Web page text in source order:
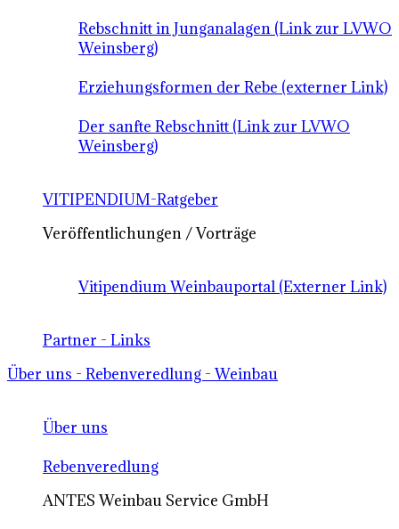
Rebschnitt in Junganalagen (Link zur LVWO
Weinsberg)
Erziehungsformen der Rebe (externer Link)
Der sanfte Rebschnitt (Link zur LVWO
Weinsberg)
VITIPENDIUM-Ratgeber
Veröffentlichungen / Vorträge
Vitipendium Weinbauportal (Externer Link)
Partner - Links
Über uns - Rebenveredlung - Weinbau
Über uns
Rebenveredlung
ANTES Weinbau Service GmbH